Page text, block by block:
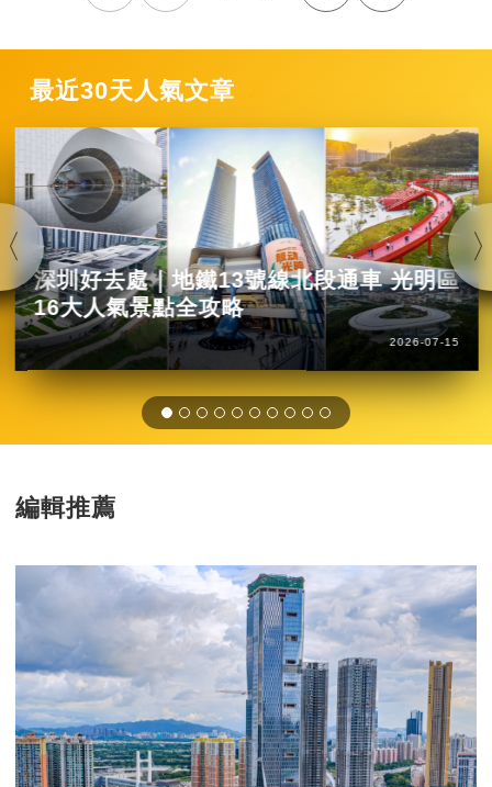
最近30天人氣文章
深圳好去處｜地鐵13號線北段通車 光明區
16大人氣景點全攻略
2026-07-15
編輯推薦